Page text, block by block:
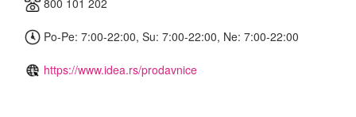
800 101 202
Po-Pe: 7:00-22:00, Su: 7:00-22:00, Ne: 7:00-22:00
https://www.idea.rs/prodavnice